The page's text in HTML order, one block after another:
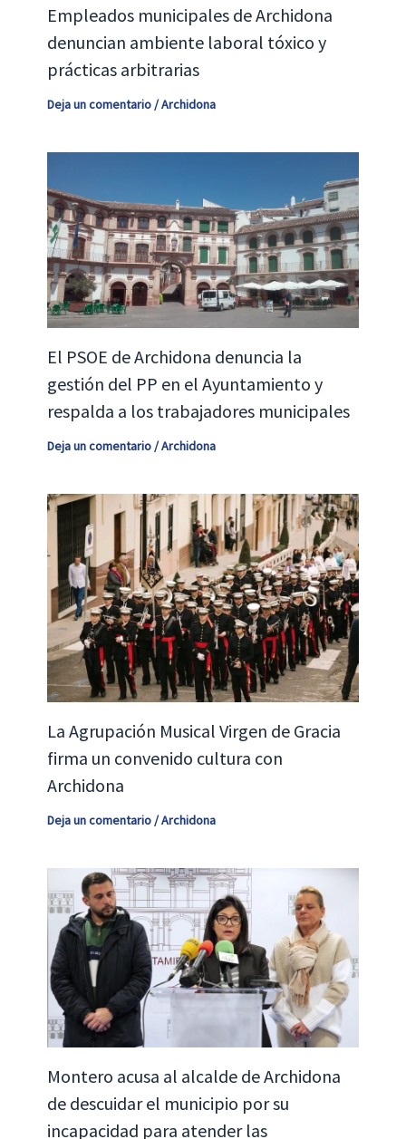
Empleados municipales de Archidona
denuncian ambiente laboral tóxico y
prácticas arbitrarias
Deja un comentario/Archidona
El PSOE de Archidona denuncia la
gestión del PP en el Ayuntamiento y
respalda a los trabajadores municipales
Deja un comentario/Archidona
La Agrupación Musical Virgen de Gracia
firma un convenido cultura con
Archidona
Deja un comentario/Archidona
Montero acusa al alcalde de Archidona
de descuidar el municipio por su
incapacidad para atender las